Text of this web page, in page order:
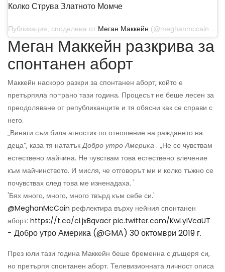
Колко Струва Златното Момче
Публикация, споделена от Меган Маккейн (@meghanmccain) на 5 ноември 2019 г. в 9:32 ч. PST
Меган Маккейн разкрива за
спонтанен аборт
Маккейн наскоро разкри за спонтанен аборт, който е
претърпяла по-рано тази година. Процесът не беше лесен за
преодоляване от републиканците и тя обясни как се справи с
него.
„Винаги съм била агностик по отношение на раждането на
деца“, каза тя нататъкДобро утро Америка . „Не се чувствам
естествено майчина. Не чувствам това естествено влечение
към майчинството. И мисля, че отговорът ми и колко тъжно се
почувствах след това ме изненадаха. '
'Бях много, много, много твърд към себе си.'
@MeghanMcCain рефлектира върху нейния спонтанен
аборт: https://t.co/cLjxBqvacr pic.twitter.com/KwLyIVcaUT
- Добро утро Америка (@GMA) 30 октомври 2019 г.
През юли тази година Маккейн беше бременна с дъщеря си,
но претърпя спонтанен аборт. Телевизионната личност описа